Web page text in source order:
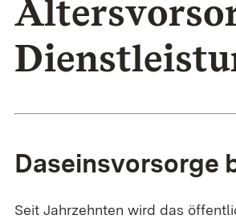
Daseinsvorsorge
Seit Jahrzehnten wird das